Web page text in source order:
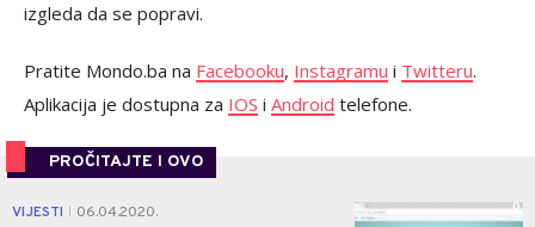
izgleda da se popravi.
Pratite Mondo.ba na Facebooku, Instagramu i Twitteru.
Aplikacija je dostupna za IOS i Android telefone.
PROČITAJTE I OVO
VIJESTI 06.04.2020. 0